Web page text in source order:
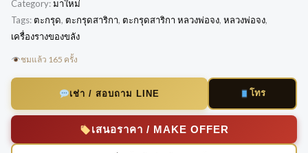
Category:มาใหม่
Tags: ตะกรุด, ตะกรุดสาริกา, ตะกรุดสาริกา หลวงพ่อจง, หลวงพ่อจง,
เครื่องรางของขลัง
ชมแล้ว 165 ครั้ง
เช่า / สอบถาม LINE โทร
เสนอราคา / MAKE OFFER